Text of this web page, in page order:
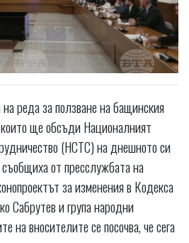
реда за ползване на бащинския
ще обсъди Националният
(НСТС) на днешното си
от пресслужбата на
за изменения в Кодекса
Сабрутев и група народни
на вносителите се посочва, че сега